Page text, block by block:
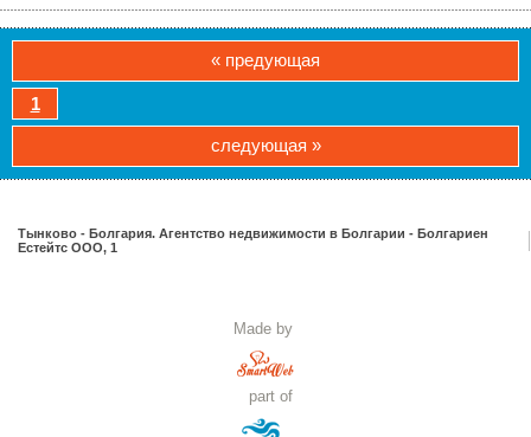
« предующая
1
следующая »
Тынково - Болгария. Агентство недвижимости в Болгарии - Болгариен
Естейтс ООО, 1
Made by
part of